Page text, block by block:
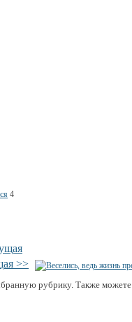
4
>>
рубрику. Также можете